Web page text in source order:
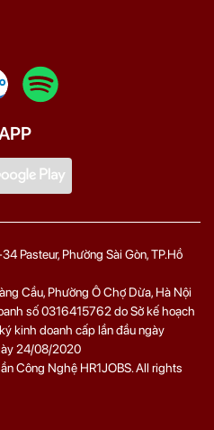
Pasteur, Phường Sài Gòn, TP.Hồ
Cầu, Phường Ô Chợ Dừa, Hà Nội
số 0316415762 do Sở kế hoạch
kinh doanh cấp lần đầu ngày
24/08/2020
Công Nghệ HR1JOBS. All rights